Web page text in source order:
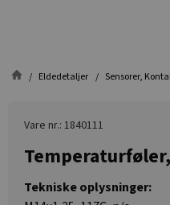
Eldedetaljer Sensorer,
Vare nr.: 1840111
Tekniske oplysninger: